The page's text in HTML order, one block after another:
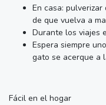
En casa:
de que vuelva a
Durante los viajes
Espera siempre
gato se acerque a
Fácil en el hogar